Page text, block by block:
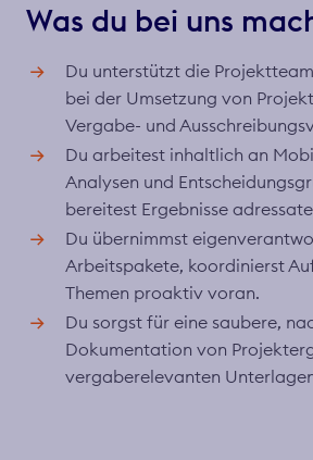
Was du bei uns
Du unterstützt die
bei der Umsetzung von
Vergabe- und
Du arbeitest inhaltlich an
Analysen und
bereitest Ergebnisse
Du übernimmst
Arbeitspakete, koordinierst
Themen proaktiv voran.
Du sorgst für eine saubere,
Dokumentation von
vergaberelevanten